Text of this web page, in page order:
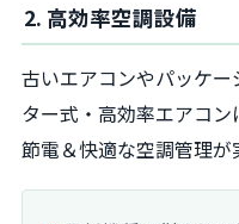
2. 高効率空調設備
古いエアコンやパッケ
ター式・高効率エアコ
節電＆快適な空調管理が